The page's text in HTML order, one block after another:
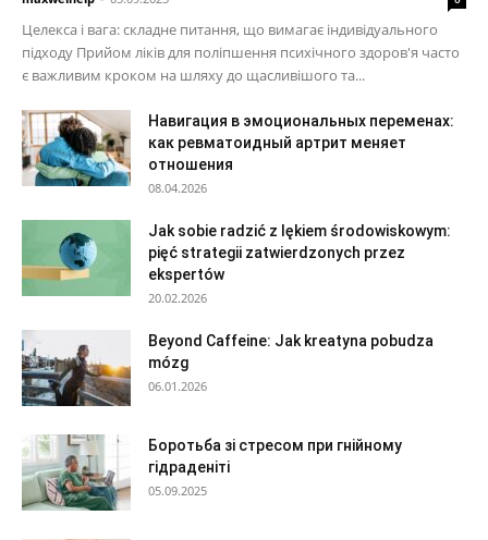
Целекса і вага: складне питання, що вимагає індивідуального
підходу Прийом ліків для поліпшення психічного здоров'я часто
є важливим кроком на шляху до щасливішого та...
Навигация в эмоциональных переменах:
как ревматоидный артрит меняет
отношения
08.04.2026
Jak sobie radzić z lękiem środowiskowym:
pięć strategii zatwierdzonych przez
ekspertów
20.02.2026
Beyond Caffeine: Jak kreatyna pobudza
mózg
06.01.2026
Боротьба зі стресом при гнійному
гідраденіті
05.09.2025